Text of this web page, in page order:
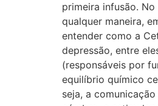
primeira infusão.
qualquer maneira,
entender como a
depressão, entre
(responsáveis por
equilíbrio químico
seja, a